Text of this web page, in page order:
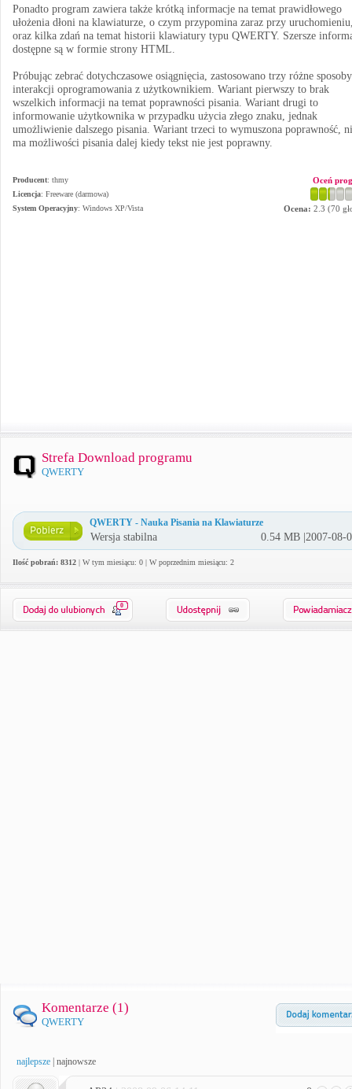
Ponadto program zawiera także krótką informacje na temat prawidłowego
ułożenia dłoni na klawiaturze, o czym przypomina zaraz przy
oraz kilka zdań na temat historii klawiatury typu QWERTY. Szersze
dostępne są w formie strony HTML.
Próbując zebrać dotychczasowe osiągnięcia, zastosowano trzy różne sposoby
interakcji oprogramowania z użytkownikiem. Wariant pierwszy to brak
wszelkich informacji na temat poprawności pisania. Wariant drugi to
informowanie użytkownika w przypadku użycia złego znaku, jednak
umożliwienie dalszego pisania. Wariant trzeci to wymuszona poprawność,
ma możliwości pisania dalej kiedy tekst nie jest poprawny.
Producent: thmy
Licencja: Freeware (darmowa)
System Operacyjny: Windows XP/Vista
Oceń
Ocena: 2.3 (70
Strefa Download programu
QWERTY
QWERTY - Nauka Pisania na Klawiaturze
Wersja stabilna 0.54 MB |2007-08-
Ilość pobrań: 8312 | W tym miesiącu: 0 | W poprzednim miesiącu: 2
0
Komentarze (1)
QWERTY
najlepsze najnowsze